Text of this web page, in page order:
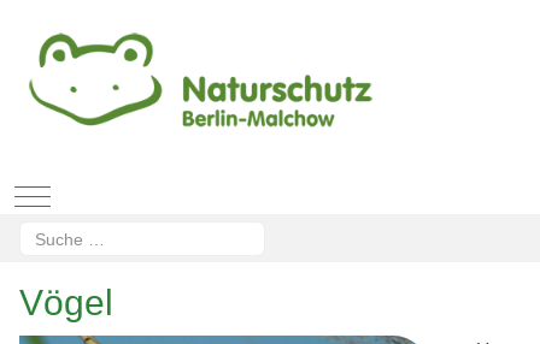
Mobile Menu Toggle
Suchen
Vögel